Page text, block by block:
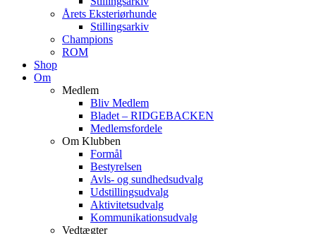
Årets Eksteriørhunde
Stillingsarkiv
Champions
ROM
Shop
Om
Medlem
Bliv Medlem
Bladet – RIDGEBACKEN
Medlemsfordele
Om Klubben
Formål
Bestyrelsen
Avls- og sundhedsudvalg
Udstillingsudvalg
Aktivitetsudvalg
Kommunikationsudvalg
Vedtægter